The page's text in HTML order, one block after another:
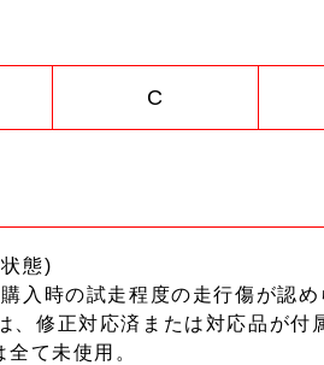
C
態)
入時の試走程度の走行傷が認め
修正対応済または対応品が付
て未使用。